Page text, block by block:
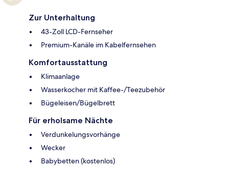
Zur Unterhaltung
43-Zoll LCD-Fernseher
Premium-Kanäle im Kabelfernsehen
Komfortausstattung
Klimaanlage
Wasserkocher mit Kaffee-/Teezubehör
Bügeleisen/Bügelbrett
Für erholsame Nächte
Verdunkelungsvorhänge
Wecker
Babybetten (kostenlos)